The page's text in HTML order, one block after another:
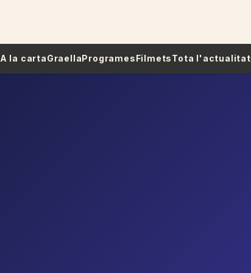
A la cartaGraellaProgramesFilmetsTota l'actualitat